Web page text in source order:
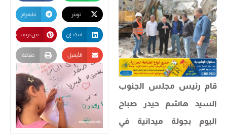
قام رئيس مجلس الجنوب
السيد هاشم حيدر صباح
اليوم بجولة ميدانية في
تيليغرام
لينكد إن بين تريست
الأيميل طباعة